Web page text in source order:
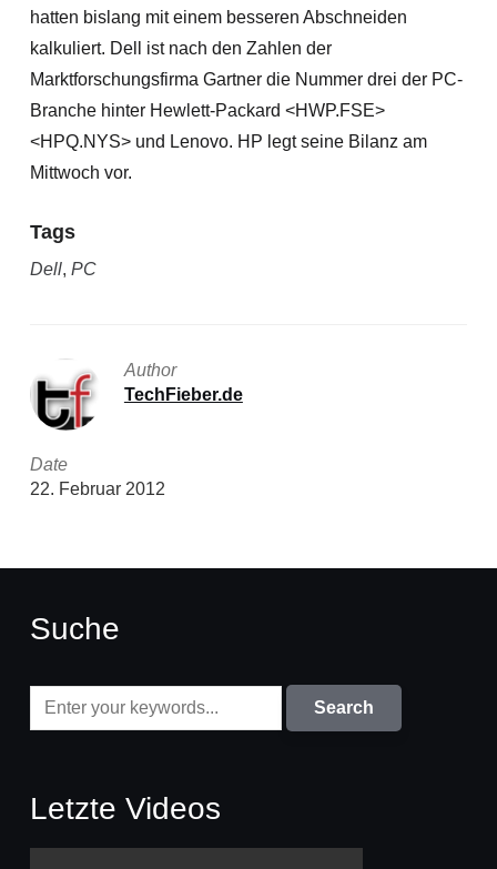
hatten bislang mit einem besseren Abschneiden
kalkuliert. Dell ist nach den Zahlen der
Marktforschungsfirma Gartner die Nummer drei der PC-
Branche hinter Hewlett-Packard <HWP.FSE>
<HPQ.NYS> und Lenovo. HP legt seine Bilanz am
Mittwoch vor.
Tags
Dell, PC
Author
TechFieber.de
Date
22. Februar 2012
Suche
Letzte Videos